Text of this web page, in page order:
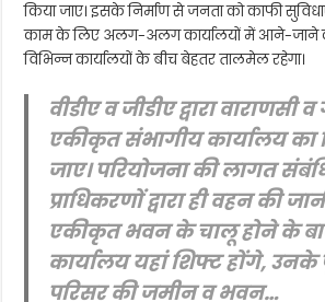
किया जाए। इसके निर्माण से जनता को काफी
काम के लिए अलग-अलग कार्यालयों में आने-जाने की
विभिन्न कार्यालयों के बीच बेहतर तालमेल रहेगा।
वीडीए व जीडीए द्वारा वाराणसी
एकीकृत संभागीय कार्यालय का
जाए। परियोजना की लागत
प्राधिकरणों द्वारा ही वहन की
एकीकृत भवन के चालू होने के
कार्यालय यहां शिफ्ट होंगे, उनके
परिसर की जमीन व भवन…